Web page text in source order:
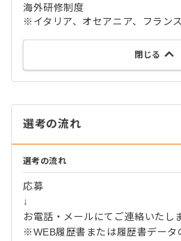
海外研修制度
※イタリア、オセアニア、フラン
閉じる
選考の流れ
選考の流れ
応募
↓
お電話・メールにてご連絡いたし
※WEB履歴書または履歴書データ